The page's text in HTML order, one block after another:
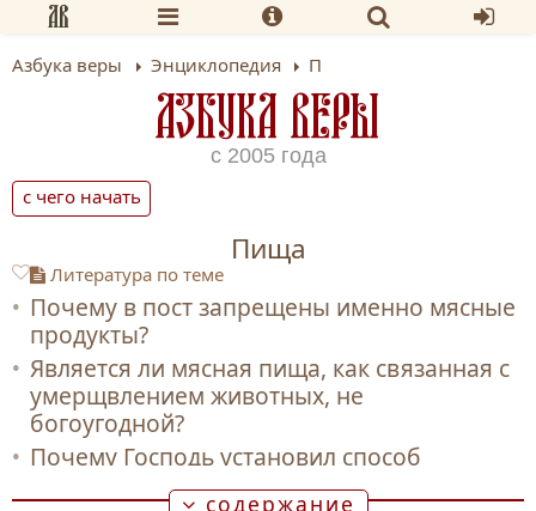
Азбука веры Энциклопедия П
АЗБУКА ВЕРЫ
с 2005 года
с чего начать
Пища
Литература по теме
Почему в пост запрещены именно мясные
продукты?
Является ли мясная пища, как связанная с
умерщвлением животных, не
богоугодной?
Почему Господь установил способ
соединения людей с Собой через
содержание